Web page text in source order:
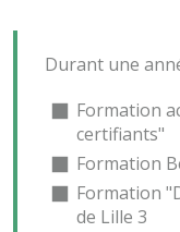
Durant une
Formation
certifiants"
Formation
Formation
de Lille 3